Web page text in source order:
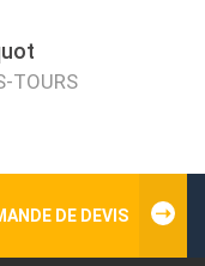
TOURS
DE DEVIS